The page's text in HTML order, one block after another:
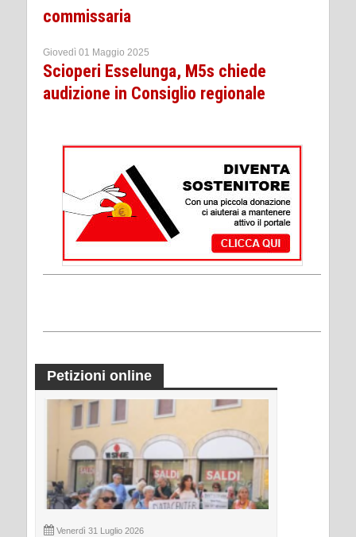
commissaria
Giovedì 01 Maggio 2025
Scioperi Esselunga, M5s chiede
audizione in Consiglio regionale
Petizioni online
Venerdì 31 Luglio 2026